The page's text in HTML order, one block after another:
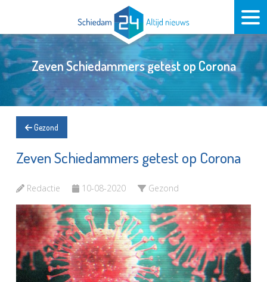
Zeven Schiedammers getest op Corona
Gezond
Zeven Schiedammers getest op Corona
Redactie 10-08-2020 Gezond